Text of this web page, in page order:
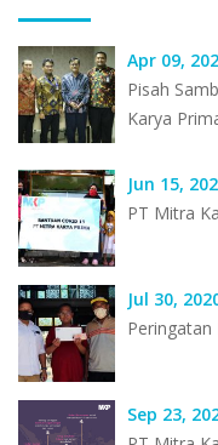
Apr 09,
Pisah
Karya
Jun 15,
PT Mitra
Jul 30,
Peringatan
Sep 23,